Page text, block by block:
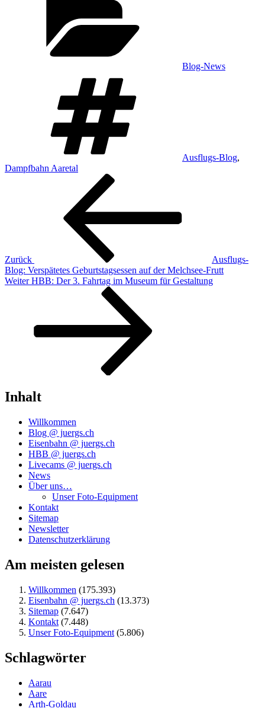
Blog-News
Ausflugs-Blog,
Dampfbahn Aaretal
Beitragsnavigation
Zurück
Ausflugs-
Blog: Verspätetes Geburtstagsessen auf der Melchsee-Frutt
Nächster
Weiter HBB: Der 3. Fahrtag im Museum für Gestaltung
Inhalt
Willkommen
Blog @ juergs.ch
Eisenbahn @ juergs.ch
HBB @ juergs.ch
Livecams @ juergs.ch
News
Über uns…
Unser Foto-Equipment
Kontakt
Sitemap
Newsletter
Datenschutzerklärung
Am meisten gelesen
Willkommen (175.393)
Eisenbahn @ juergs.ch (13.373)
Sitemap (7.647)
Kontakt (7.448)
Unser Foto-Equipment (5.806)
Schlagwörter
Aarau
Aare
Arth-Goldau